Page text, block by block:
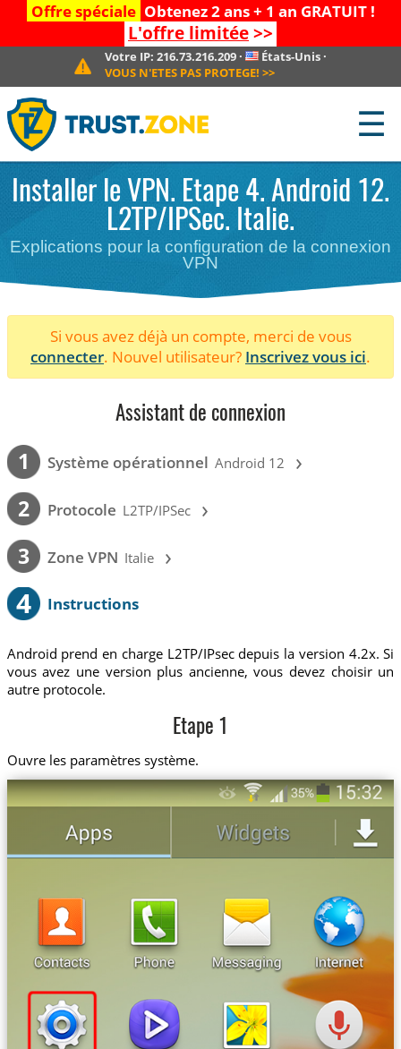
Offre spéciale Obtenez 2 ans + 1 an GRATUIT !
L'offre limitée>>
Votre IP: 216.73.216.209· États-Unis ·
VOUS N'ETES PAS PROTEGE! >>
☰
Installer le VPN. Etape 4. Android 12.
L2TP/IPSec. Italie.
Explications pour la configuration de la connexion
VPN
Si vous avez déjà un compte, merci de vous
connecter. Nouvel utilisateur? Inscrivez vous ici.
Assistant de connexion
1 Système opérationnel Android 12 ›
2 Protocole L2TP/IPSec ›
3 Zone VPN Italie ›
4 Instructions
Android prend en charge L2TP/IPsec depuis la version 4.2x. Si
vous avez une version plus ancienne, vous devez choisir un
autre protocole.
Etape 1
Ouvre les paramètres système.